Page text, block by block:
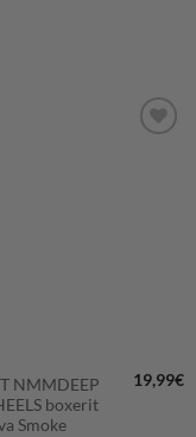
NMMDEEP
boxerit
Smoke
19,99€